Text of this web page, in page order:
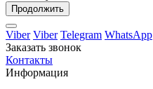
Продолжить
Viber Viber Telegram WhatsApp
Заказать звонок
Контакты
Информация